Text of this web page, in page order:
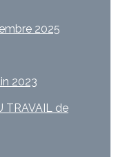
2025
2023
TRAVAIL de